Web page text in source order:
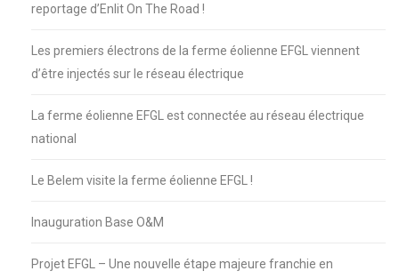
reportage d’Enlit On The Road !
Les premiers électrons de la ferme éolienne EFGL viennent
d’être injectés sur le réseau électrique
La ferme éolienne EFGL est connectée au réseau électrique
national
Le Belem visite la ferme éolienne EFGL !
Inauguration Base O&M
Projet EFGL – Une nouvelle étape majeure franchie en